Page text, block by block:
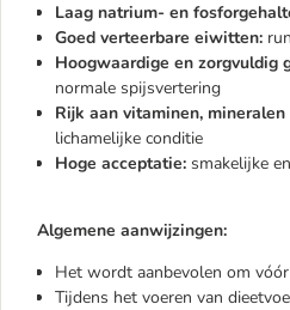
Laag natrium- en
Goed verteerbare eiwitten:
Hoogwaardige en zorgvuldig
normale spijsvertering
Rijk aan vitaminen,
lichamelijke conditie
Hoge acceptatie: smakelijke
Algemene aanwijzingen:
Het wordt aanbevolen om
Tijdens het voeren van